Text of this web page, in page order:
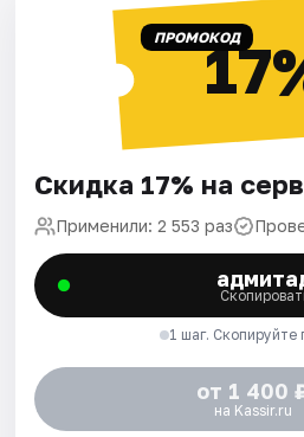
ПРОМОКОД
Скидка 17% на
Применили: 2 553 раз
1 шаг. Скопируйте
от 1 400
на Kassir.ru